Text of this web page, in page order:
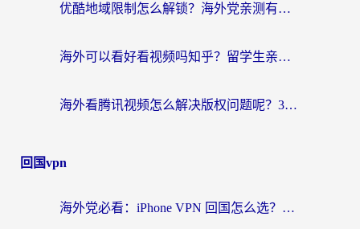
优酷地域限制怎么解锁？海外党亲测有效的追剧自由指南
海外可以看好看视频吗知乎？留学生亲测有效的回国追剧解决方案
海外看腾讯视频怎么解决版权问题呢？3步让你轻松解锁国内影视自由
回国vpn
海外党必看：iPhone VPN 回国怎么选？一篇搞定无缝访问国内资源